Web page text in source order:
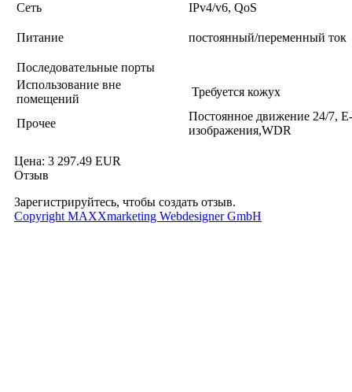
Сеть
IPv4/v6, QoS
Питание постоянный/переменный ток
Последовательные порты
Использование вне
помещений
Требуется кожух
Прочее
Постоянное движение 24/7,
изображения,WDR
Цена: 3 297.49 EUR
Отзыв
Зарегистрируйтесь, чтобы создать отзыв.
Copyright MAXXmarketing Webdesigner GmbH